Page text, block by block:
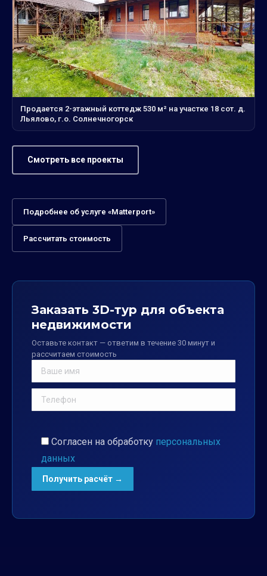
Продается 2-этажный коттедж 530 м² на участке 18 сот. д.
Льялово, г.о. Солнечногорск
Смотреть все проекты
Подробнее об услуге «Matterport»
Рассчитать стоимость
Заказать 3D-тур для объекта
недвижимости
Оставьте контакт — ответим в течение 30 минут и
рассчитаем стоимость
Согласен на обработку персональных
данных